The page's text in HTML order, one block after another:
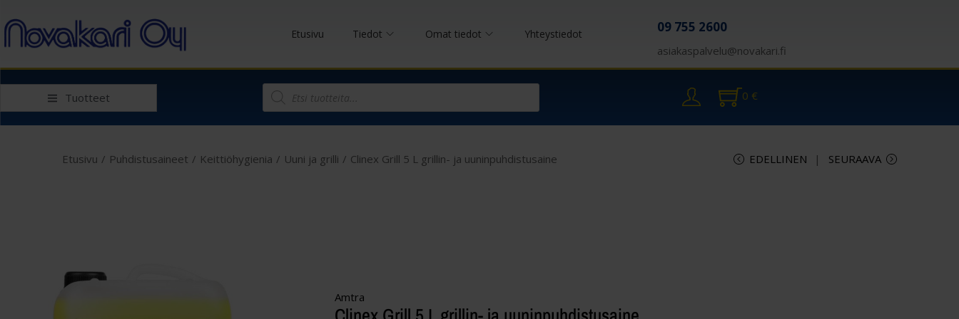
Etusivu Tiedot Omat tiedot Yhteystiedot 09 755 2600
asiakaspalvelu@novakari.fi
Tuotteet 0 €
Etusivu / Puhdistusaineet / Keittiöhygienia / Uuni ja grilli / Clinex Grill 5 L grillin- ja uuninpuhdistusaine EDELLINEN SEURAAVA
Amtra